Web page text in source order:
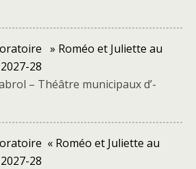
» Roméo et Juliette au
28
– Théâtre municipaux d’-
« Roméo et Juliette au
28